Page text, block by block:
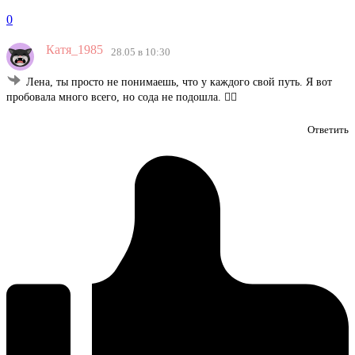
0
Катя_1985 28.05 в 10:30
Лена, ты просто не понимаешь, что у каждого свой путь. Я вот
пробовала много всего, но сода не подошла. 🤷‍♀️
Ответить